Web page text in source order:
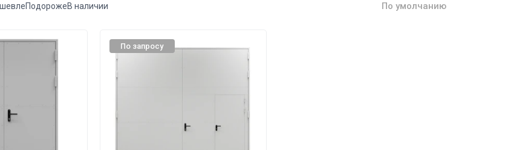
ПодорожеВ наличии По умолчанию
По запросу